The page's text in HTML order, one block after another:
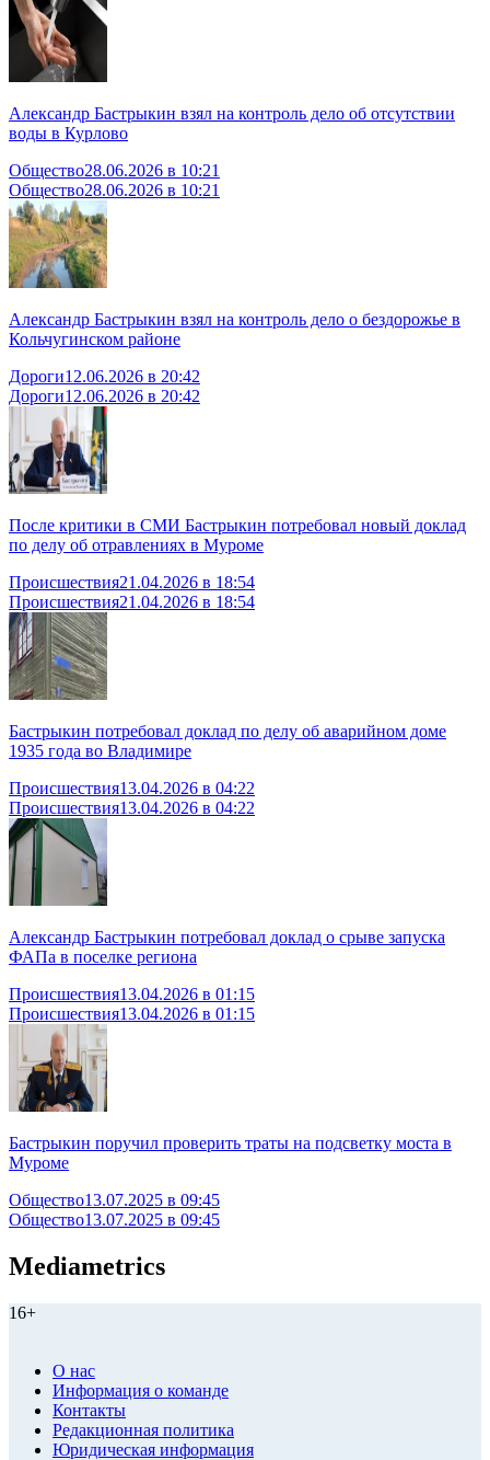
Александр Бастрыкин взял на контроль дело об отсутствии
воды в Курлово
Общество28.06.2026 в 10:21
Общество28.06.2026 в 10:21
Александр Бастрыкин взял на контроль дело о бездорожье в
Кольчугинском районе
Дороги12.06.2026 в 20:42
Дороги12.06.2026 в 20:42
После критики в СМИ Бастрыкин потребовал новый доклад
по делу об отравлениях в Муроме
Происшествия21.04.2026 в 18:54
Происшествия21.04.2026 в 18:54
Бастрыкин потребовал доклад по делу об аварийном доме
1935 года во Владимире
Происшествия13.04.2026 в 04:22
Происшествия13.04.2026 в 04:22
Александр Бастрыкин потребовал доклад о срыве запуска
ФАПа в поселке региона
Происшествия13.04.2026 в 01:15
Происшествия13.04.2026 в 01:15
Бастрыкин поручил проверить траты на подсветку моста в
Муроме
Общество13.07.2025 в 09:45
Общество13.07.2025 в 09:45
Mediametrics
16+
О нас
Информация о команде
Контакты
Редакционная политика
Юридическая информация